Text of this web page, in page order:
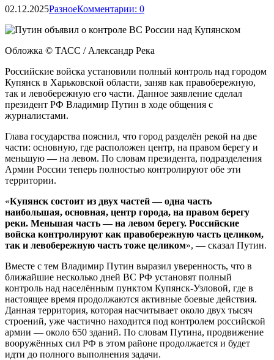
02.12.2025РазноеКомментарии: 0
Обложка © ТАСС / Александр Река
Российские войска установили полный контроль над городом
Купянск в Харьковской области, заняв как правобережную,
так и левобережную его части. Данное заявление сделал
президент РФ Владимир Путин в ходе общения с
журналистами.
Глава государства пояснил, что город разделён рекой на две
части: основную, где расположен центр, на правом берегу и
меньшую — на левом. По словам президента, подразделения
Армии России теперь полностью контролируют обе эти
территории.
«Купянск состоит из двух частей — одна часть
наибольшая, основная, центр города, на правом берегу
реки. Меньшая часть — на левом берегу. Российские
войска контролируют как правобережную часть целиком,
так и левобережную часть тоже целиком», — сказал Путин.
Вместе с тем Владимир Путин выразил уверенность, что в
ближайшие несколько дней ВС РФ установят полный
контроль над населённым пунктом Купянск-Узловой, где в
настоящее время продолжаются активные боевые действия.
Данная территория, которая насчитывает около двух тысяч
строений, уже частично находится под контролем российской
армии — около 650 зданий. По словам Путина, продвижение
вооружённых сил РФ в этом районе продолжается и будет
идти до полного выполнения задачи.